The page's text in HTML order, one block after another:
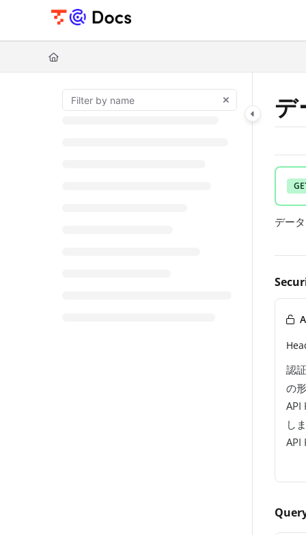
Documentation Index
Use this file to discover all available pages before exploring further.
デ
デー
認
の
API
し
API